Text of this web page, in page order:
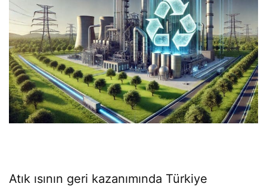
Atık ısının geri kazanımında Türkiye